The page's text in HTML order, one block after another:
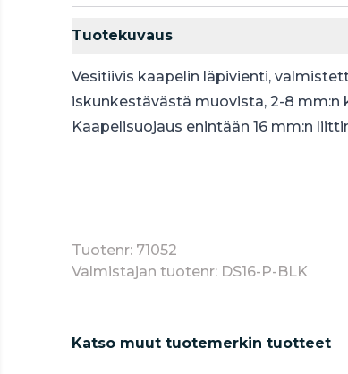
Tuotekuvaus
Vesitiivis kaapelin läpivienti,
iskunkestävästä muovista, 2-8 mm:n
Kaapelisuojaus enintään 16 mm:n
Tuotenr: 71052
Valmistajan tuotenr: DS16-P-BLK
Katso muut tuotemerkin tuotteet